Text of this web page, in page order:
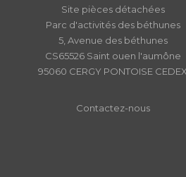
Site pièces détachées
Parc d'activités des béthunes
5, Avenue des béthunes
CS65526 Saint ouen l'aumône
95060 CERGY PONTOISE CEDEX
Contactez-nous